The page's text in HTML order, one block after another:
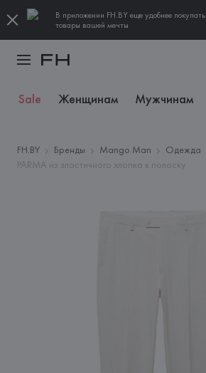
В приложении FH.BY еще удобнее покупать
товары вашей мечты
Sale Женщинам Мужчинам
FH.BY Бренды Mango Man Одежда
PARMA из эластичного хлопка в полоску